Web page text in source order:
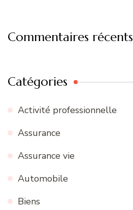
Commentaires récents
Catégories
Activité professionnelle
Assurance
Assurance vie
Automobile
Biens